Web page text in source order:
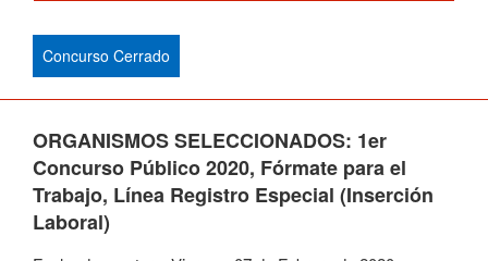
Concurso Cerrado
ORGANISMOS SELECCIONADOS: 1er
Concurso Público 2020, Fórmate para el
Trabajo, Línea Registro Especial (Inserción
Laboral)